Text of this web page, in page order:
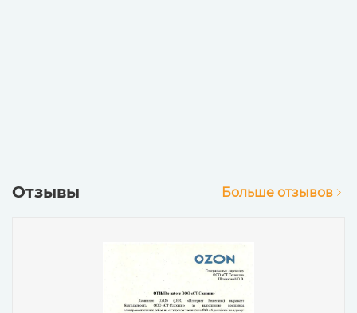
Отзывы Больше отзывов